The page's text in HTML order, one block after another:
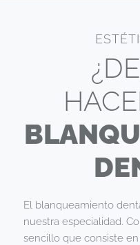
El blanqueamiento
nuestra especialidad.
sencillo que consiste